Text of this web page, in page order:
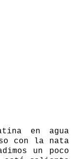
en agua
con la nata
un poco